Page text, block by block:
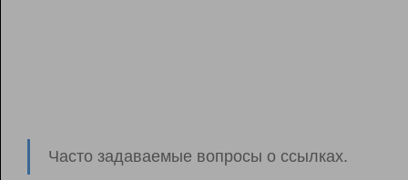
Часто задаваемые вопросы о ссылках.